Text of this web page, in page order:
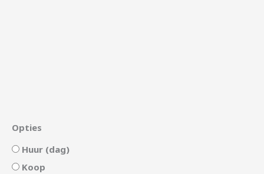
Opties
Huur (dag)
Koop